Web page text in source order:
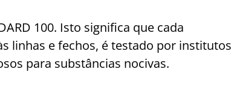
100. Isto significa que cada
linhas e fechos, é testado por institutos
para substâncias nocivas.